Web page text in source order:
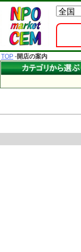
TOP -開店の案内